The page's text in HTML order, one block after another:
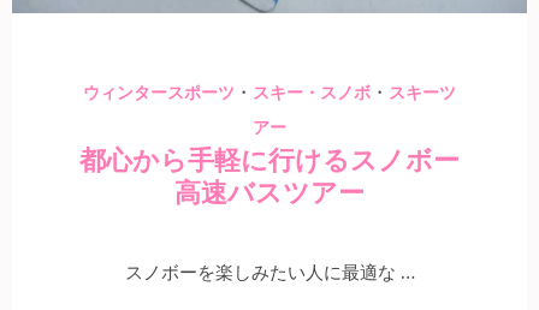
ウィンタースポーツ ・ スキー・スノボ ・ スキーツ
アー
都心から手軽に行けるスノボー
高速バスツアー
スノボーを楽しみたい人に最適な …